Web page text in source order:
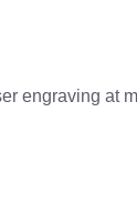
engraving at